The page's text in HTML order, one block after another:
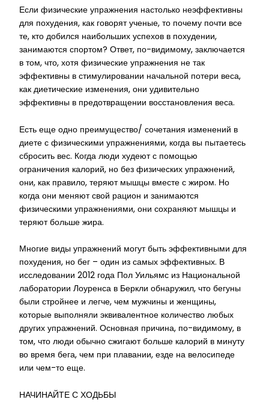
Если физические упражнения настолько неэффективны
для похудения, как говорят ученые, то почему почти все
те, кто добился наибольших успехов в похудении,
занимаются спортом? Ответ, по-видимому, заключается
в том, что, хотя физические упражнения не так
эффективны в стимулировании начальной потери веса,
как диетические изменения, они удивительно
эффективны в предотвращении восстановления веса.
Есть еще одно преимущество/ сочетания изменений в
диете с физическими упражнениями, когда вы пытаетесь
сбросить вес. Когда люди худеют с помощью
ограничения калорий, но без физических упражнений,
они, как правило, теряют мышцы вместе с жиром. Но
когда они меняют свой рацион и занимаются
физическими упражнениями, они сохраняют мышцы и
теряют больше жира.
Многие виды упражнений могут быть эффективными для
похудения, но бег – один из самых эффективных. В
исследовании 2012 года Пол Уильямс из Национальной
лаборатории Лоуренса в Беркли обнаружил, что бегуны
были стройнее и легче, чем мужчины и женщины,
которые выполняли эквивалентное количество любых
других упражнений. Основная причина, по-видимому, в
том, что люди обычно сжигают больше калорий в минуту
во время бега, чем при плавании, езде на велосипеде
или чем-то еще.
НАЧИНАЙТЕ С ХОДЬБЫ